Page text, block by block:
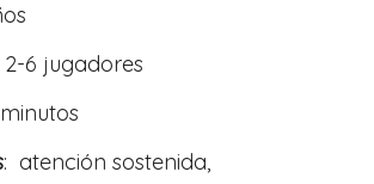
2-6 jugadores
minutos
: atención sostenida,